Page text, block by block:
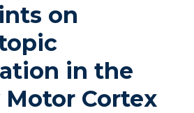
on
in the
Motor Cortex